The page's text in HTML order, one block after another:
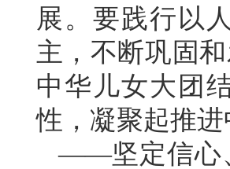
展。要践行以
主，不断巩固
中华儿女大团
性，凝聚起推
——坚定信心